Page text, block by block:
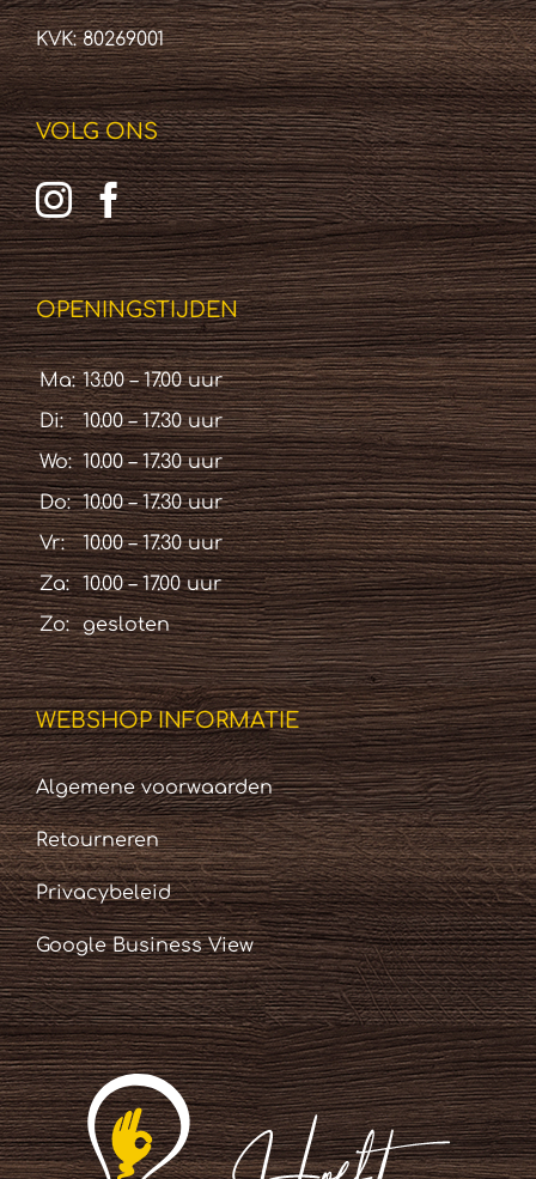
KVK: 80269001
VOLG ONS
OPENINGSTIJDEN
Ma: 13.00 – 17.00 uur
Di:
10.00 – 17.30 uur
Wo: 10.00 – 17.30 uur
Do: 10.00 – 17.30 uur
Vr:
10.00 – 17.30 uur
Za:
10.00 – 17.00 uur
Zo:
gesloten
WEBSHOP INFORMATIE
Algemene voorwaarden
Retourneren
Privacybeleid
Google Business View